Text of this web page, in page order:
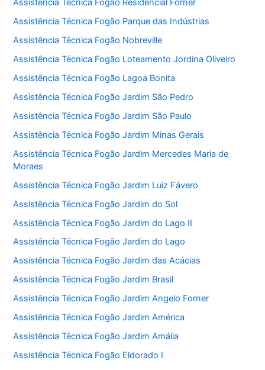
Assistência Técnica Fogão Residencial Forner
Assistência Técnica Fogão Parque das Indústrias
Assistência Técnica Fogão Nobreville
Assistência Técnica Fogão Loteamento Jordina Oliveiro
Assistência Técnica Fogão Lagoa Bonita
Assistência Técnica Fogão Jardim São Pedro
Assistência Técnica Fogão Jardim São Paulo
Assistência Técnica Fogão Jardim Minas Gerais
Assistência Técnica Fogão Jardim Mercedes Maria de
Moraes
Assistência Técnica Fogão Jardim Luiz Fávero
Assistência Técnica Fogão Jardim do Sol
Assistência Técnica Fogão Jardim do Lago II
Assistência Técnica Fogão Jardim do Lago
Assistência Técnica Fogão Jardim das Acácias
Assistência Técnica Fogão Jardim Brasil
Assistência Técnica Fogão Jardim Angelo Forner
Assistência Técnica Fogão Jardim América
Assistência Técnica Fogão Jardim Amália
Assistência Técnica Fogão Eldorado I